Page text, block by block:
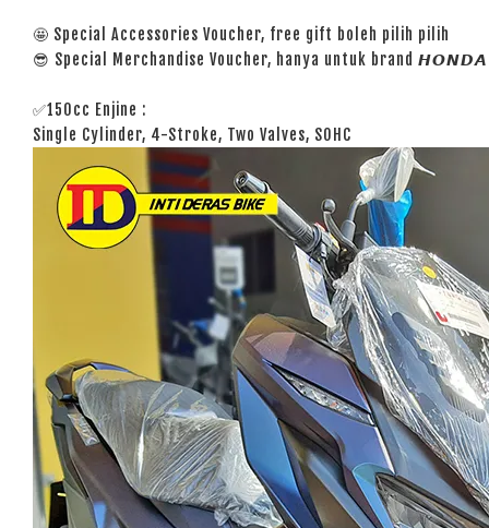
🤩 Special Accessories Voucher, free gift boleh pilih pilih
😎 Special Merchandise Voucher, hanya untuk brand
✅150cc Enjine :
Single Cylinder, 4-Stroke, Two Valves, SOHC